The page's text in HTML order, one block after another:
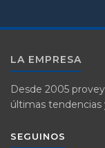
LA EMPRESA
Desde 2005
últimas tendencias
SEGUINOS